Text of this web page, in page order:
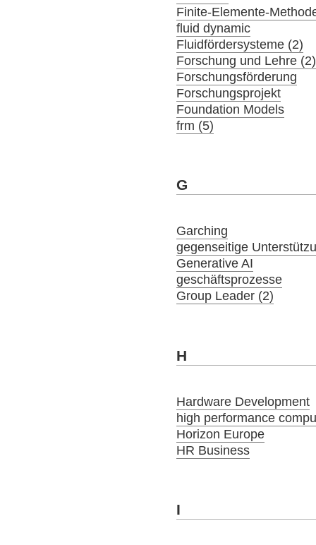
Finite-Elemente-
fluid dynamic
Fluidfördersysteme (2)
Forschung und Lehre (2)
Forschungsförderung
Forschungsprojekt
Foundation Models
frm (5)
G
Garching
gegenseitige
Generative AI
geschäftsprozesse
Group Leader (2)
H
Hardware Development
high performance
Horizon Europe
HR Business
I